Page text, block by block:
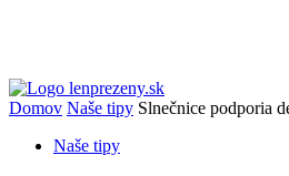
Domov Naše tipy Slnečnice podporia
Naše tipy